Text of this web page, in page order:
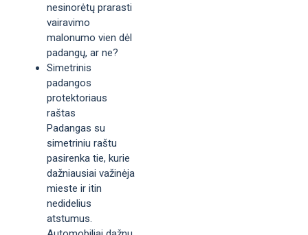
nesinorėtų prarasti
vairavimo
malonumo vien dėl
padangų, ar ne?
Simetrinis
padangos
protektoriaus
raštas
Padangas su
simetriniu raštu
pasirenka tie, kurie
dažniausiai važinėja
mieste ir itin
nedidelius
atstumus.